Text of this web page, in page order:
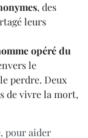
, des
leurs
opéré du
le
perdre. Deux
de vivre la mort,
pour aider